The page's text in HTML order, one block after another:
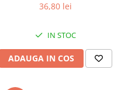
36,80 lei
IN STOC
ADAUGA IN COS